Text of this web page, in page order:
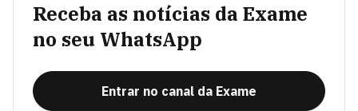
Receba as notícias da Exame
no seu WhatsApp
Entrar no canal da Exame